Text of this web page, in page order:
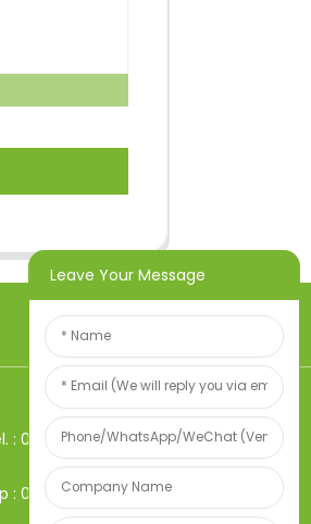
: 0086-13857957906
: 0086-13857957906
Leave Your Message